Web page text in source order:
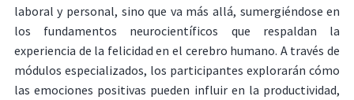
laboral y personal, sino que va más allá, sumergiéndose en
los fundamentos neurocientíficos que respaldan la
experiencia de la felicidad en el cerebro humano. A través de
módulos especializados, los participantes explorarán cómo
las emociones positivas pueden influir en la productividad,